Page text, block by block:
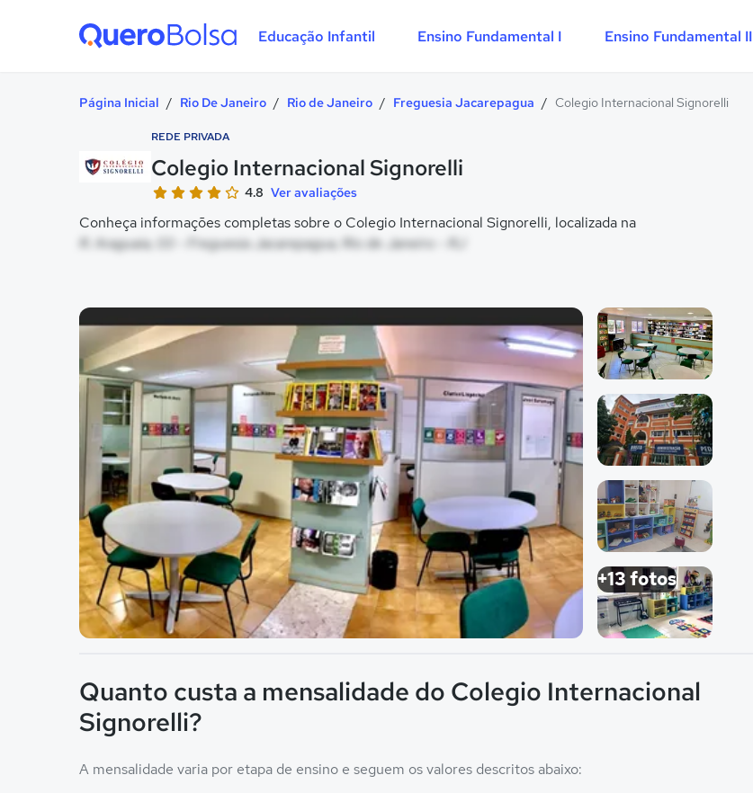
Educação Infantil Ensino Fundamental I Ensino Fundamental II
Página Inicial / Rio De Janeiro / Rio de Janeiro / Freguesia Jacarepagua / Colegio Internacional Signorelli
REDE PRIVADA
Colegio Internacional Signorelli
4.8 Ver avaliações
Conheça informações completas sobre o Colegio Internacional Signorelli, localizada na
R. Araguaia, 03 - Freguesia Jacarepagua, Rio de Janeiro - RJ
Galeria de imagem
Imagem 1
Imagem 2
Imagem 3
+13 fotos
Quanto custa a mensalidade do Colegio Internacional
Signorelli?
A mensalidade varia por etapa de ensino e seguem os valores descritos abaixo: